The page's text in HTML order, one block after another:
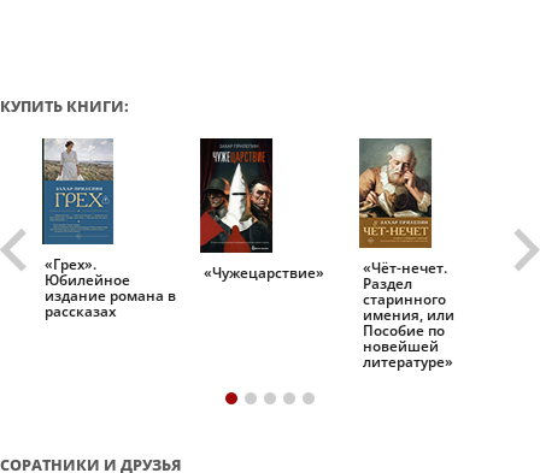
КУПИТЬ КНИГИ:
«Грех».
Юбилейное
издание романа в
рассказах
«Чужецарствие» «Чёт-нечет.
Раздел
старинного
имения, или
Пособие по
новейшей
литературе»
СОРАТНИКИ И ДРУЗЬЯ